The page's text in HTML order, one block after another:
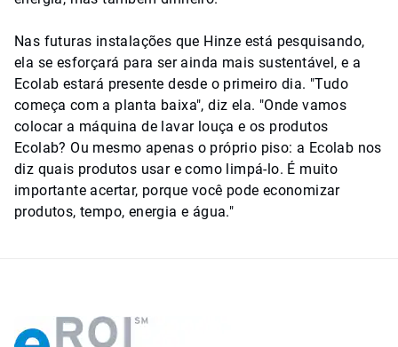
Nas futuras instalações que Hinze está pesquisando,
ela se esforçará para ser ainda mais sustentável, e a
Ecolab estará presente desde o primeiro dia. "Tudo
começa com a planta baixa", diz ela. "Onde vamos
colocar a máquina de lavar louça e os produtos
Ecolab? Ou mesmo apenas o próprio piso: a Ecolab nos
diz quais produtos usar e como limpá-lo. É muito
importante acertar, porque você pode economizar
produtos, tempo, energia e água."